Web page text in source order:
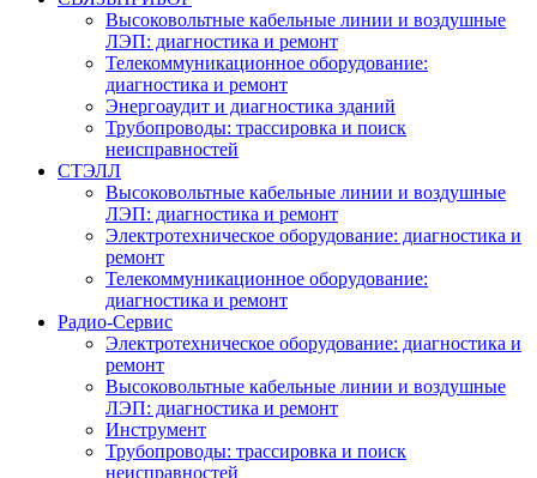
Высоковольтные кабельные линии и воздушные
ЛЭП: диагностика и ремонт
Телекоммуникационное оборудование:
диагностика и ремонт
Энергоаудит и диагностика зданий
Трубопроводы: трассировка и поиск
неисправностей
СТЭЛЛ
Высоковольтные кабельные линии и воздушные
ЛЭП: диагностика и ремонт
Электротехническое оборудование: диагностика и
ремонт
Телекоммуникационное оборудование:
диагностика и ремонт
Радио-Cервис
Электротехническое оборудование: диагностика и
ремонт
Высоковольтные кабельные линии и воздушные
ЛЭП: диагностика и ремонт
Инструмент
Трубопроводы: трассировка и поиск
неисправностей